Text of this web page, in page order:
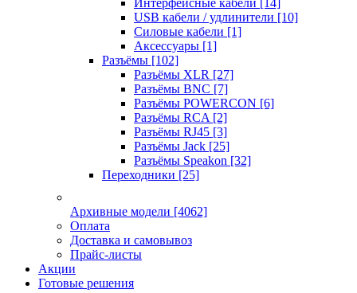
Интерфейсные кабели [14]
USB кабели / удлинители [10]
Силовые кабели [1]
Аксессуары [1]
Разъёмы [102]
Разъёмы XLR [27]
Разъёмы BNC [7]
Разъёмы POWERCON [6]
Разъёмы RCA [2]
Разъёмы RJ45 [3]
Разъёмы Jack [25]
Разъёмы Speakon [32]
Переходники [25]
Архивные модели [4062]
Оплата
Доставка и самовывоз
Прайс-листы
Акции
Готовые решения